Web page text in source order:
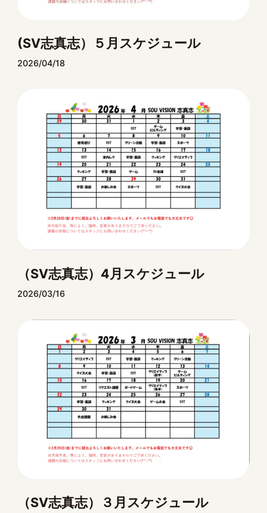
(SV志真志）５月スケジュール
2026/04/18
（SV志真志）4月スケジュール
2026/03/16
（SV志真志）３月スケジュール